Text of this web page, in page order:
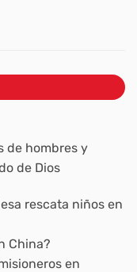
de hombres y
de Dios
rescata niños en
China?
en